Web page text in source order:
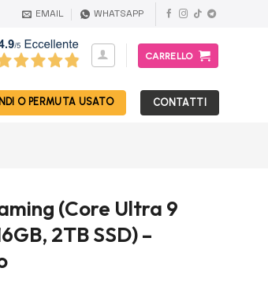
EMAIL WHATSAPP
CARRELLO
O PERMUTA USATO CONTATTI
(Core Ultra 9
2TB SSD) –